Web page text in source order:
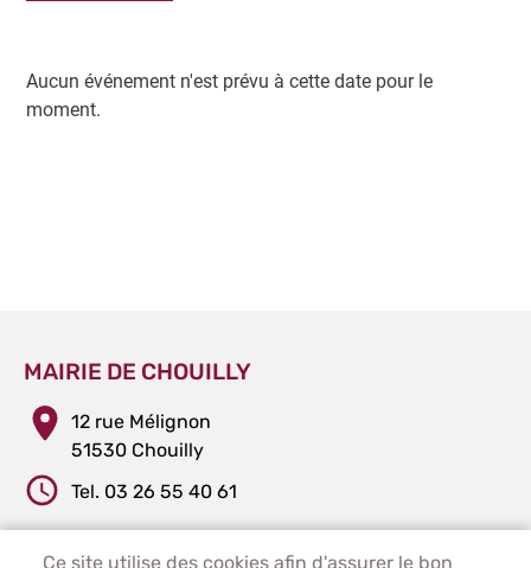
Aucun événement n'est prévu à cette date pour le
moment.
MAIRIE DE CHOUILLY
12 rue Mélignon
51530 Chouilly
Tel. 03 26 55 40 61
Ce site utilise des cookies afin d'assurer le bon